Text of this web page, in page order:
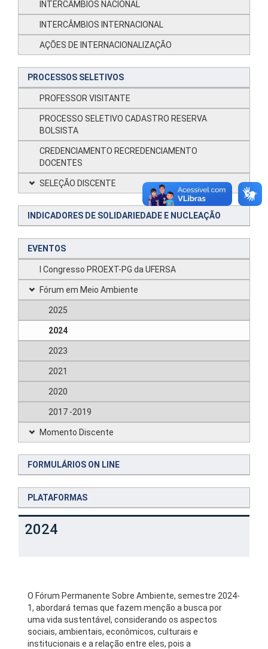
INTERCÂMBIOS NACIONAL
INTERCÂMBIOS INTERNACIONAL
AÇÕES DE INTERNACIONALIZAÇÃO
PROCESSOS SELETIVOS
PROFESSOR VISITANTE
PROCESSO SELETIVO CADASTRO RESERVA
BOLSISTA
CREDENCIAMENTO RECREDENCIAMENTO
DOCENTES
SELEÇÃO DISCENTE
INDICADORES DE SOLIDARIEDADE E NUCLEAÇÃO
EVENTOS
I Congresso PROEXT-PG da UFERSA
Fórum em Meio Ambiente
2025
2024
2023
2021
2020
2017 -2019
Momento Discente
FORMULÁRIOS ON LINE
PLATAFORMAS
2024
O Fórum Permanente Sobre Ambiente, semestre 2024-
1, abordará temas que fazem menção a busca por
uma vida sustentável, considerando os aspectos
sociais, ambientais, econômicos, culturais e
institucionais e a relação entre eles, pois a